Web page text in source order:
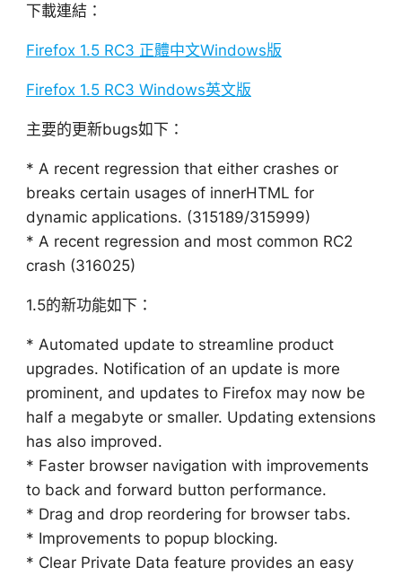
下載連結：
Firefox 1.5 RC3 正體中文Windows版
Firefox 1.5 RC3 Windows英文版
主要的更新bugs如下：
* A recent regression that either crashes or
breaks certain usages of innerHTML for
dynamic applications. (315189/315999)
* A recent regression and most common RC2
crash (316025)
1.5的新功能如下：
* Automated update to streamline product
upgrades. Notification of an update is more
prominent, and updates to Firefox may now be
half a megabyte or smaller. Updating extensions
has also improved.
* Faster browser navigation with improvements
to back and forward button performance.
* Drag and drop reordering for browser tabs.
* Improvements to popup blocking.
* Clear Private Data feature provides an easy